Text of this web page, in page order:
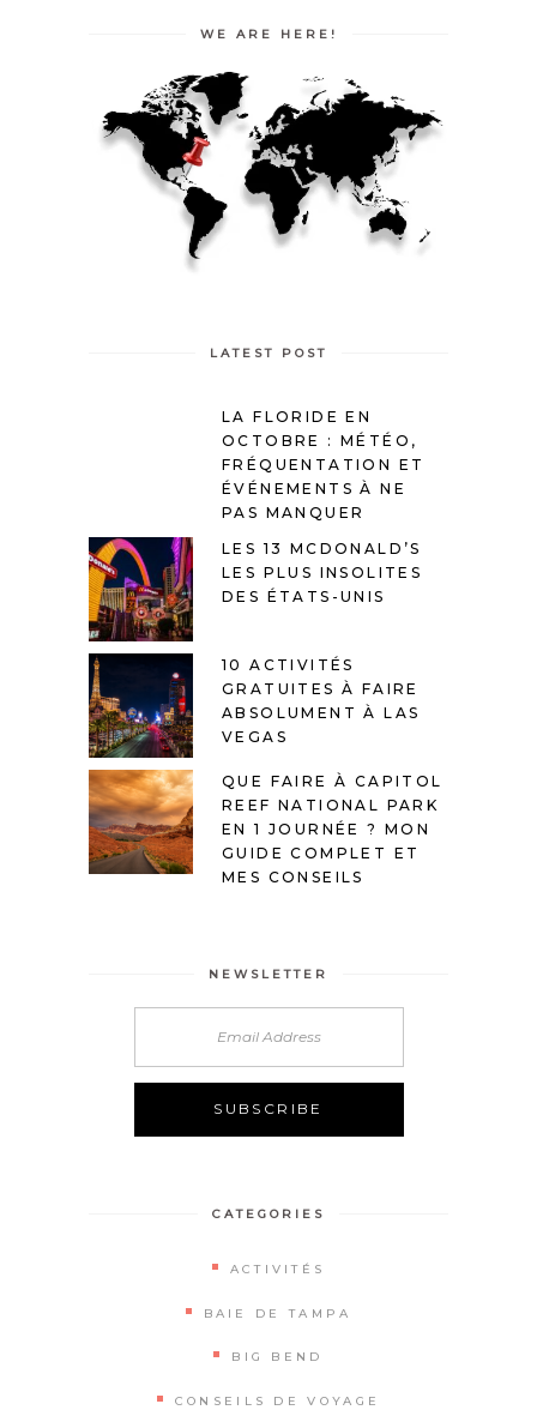
WE ARE HERE!
LATEST POST
LA FLORIDE EN
OCTOBRE : MÉTÉO,
FRÉQUENTATION ET
ÉVÉNEMENTS À NE
PAS MANQUER
LES 13 MCDONALD’S
LES PLUS INSOLITES
DES ÉTATS-UNIS
10 ACTIVITÉS
GRATUITES À FAIRE
ABSOLUMENT À LAS
VEGAS
QUE FAIRE À CAPITOL
REEF NATIONAL PARK
EN 1 JOURNÉE ? MON
GUIDE COMPLET ET
MES CONSEILS
NEWSLETTER
CATEGORIES
ACTIVITÉS
BAIE DE TAMPA
BIG BEND
CONSEILS DE VOYAGE